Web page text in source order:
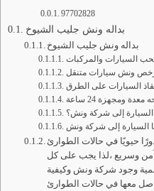
97702828
بداله ونش جليب الشيوخ
بداله ونش جليب الشيوخ
السيارات والمركبات
ونش سيارات متنقل
السيارات على الطرق
ومجهزة 24 ساعة
السيارة إلى شركة ونش؟
السيارة إلى شركة ونش
حيويًا في حالات الطوارئ
وسريع ،لذا يجب على كل
وجود شركة ونش وكيفية
معها في حالات الطوارئ